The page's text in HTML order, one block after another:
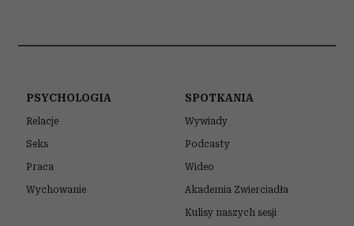
PSYCHOLOGIA
Relacje
Seks
Praca
Wychowanie
SPOTKANIA
Wywiady
Podcasty
Wideo
Akademia Zwierciadła
Kulisy naszych sesji